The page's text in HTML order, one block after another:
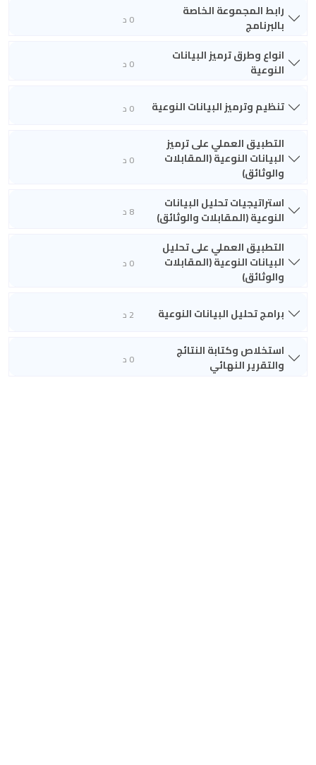
رابط المجموعة الخاصة
بالبرنامج
0 د
انواع وطرق ترميز البيانات
النوعية
0 د
تنظيم وترميز البيانات النوعية 0 د
التطبيق العملي على ترميز
البيانات النوعية (المقابلات
والوثائق)
0 د
استراتيجيات تحليل البيانات
النوعية (المقابلات والوثائق)
8 د
التطبيق العملي على تحليل
البيانات النوعية (المقابلات
والوثائق)
0 د
برامج تحليل البيانات النوعية 2 د
استخلاص وكتابة النتائج
والتقرير النهائي
0 د